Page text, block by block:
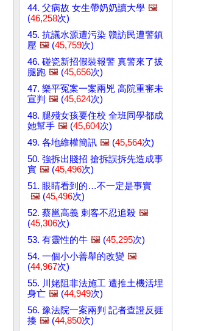
44. 父病故 女生帶奶奶讀大學 🖼️
(46,258次)
45. 抗議水源遭污染 贛訪民遭警鎮
壓 🖼️ (45,759次)
46. 碰瓷新招假裝報警 真警來了拔
腿跑 🖼️ (45,656次)
47. 樂平冤案一案兩兇 高院重審未
宣判 🖼️ (45,624次)
48. 腿殘女孩要住校 全班同學都成
她幫手 🖼️ (45,604次)
49. 各地維權簡訊 🖼️ (45,564次)
50. 強拆出賤招 搶拆誤拆先造成事
實 🖼️ (45,496次)
51. 眼睛看到的…不一定是事實
🖼️ (45,496次)
52. 蔡邕高義 刺客不忍追殺 🖼️
(45,306次)
53. 有靈性的牛 🖼️ (45,295次)
54. 一個小小善舉的改變 🖼️
(44,967次)
55. 川姥阻非法施工 遭推土機活埋
身亡 🖼️ (44,949次)
56. 豫法院一案兩判 記者查證反捱
揍 🖼️ (44,850次)